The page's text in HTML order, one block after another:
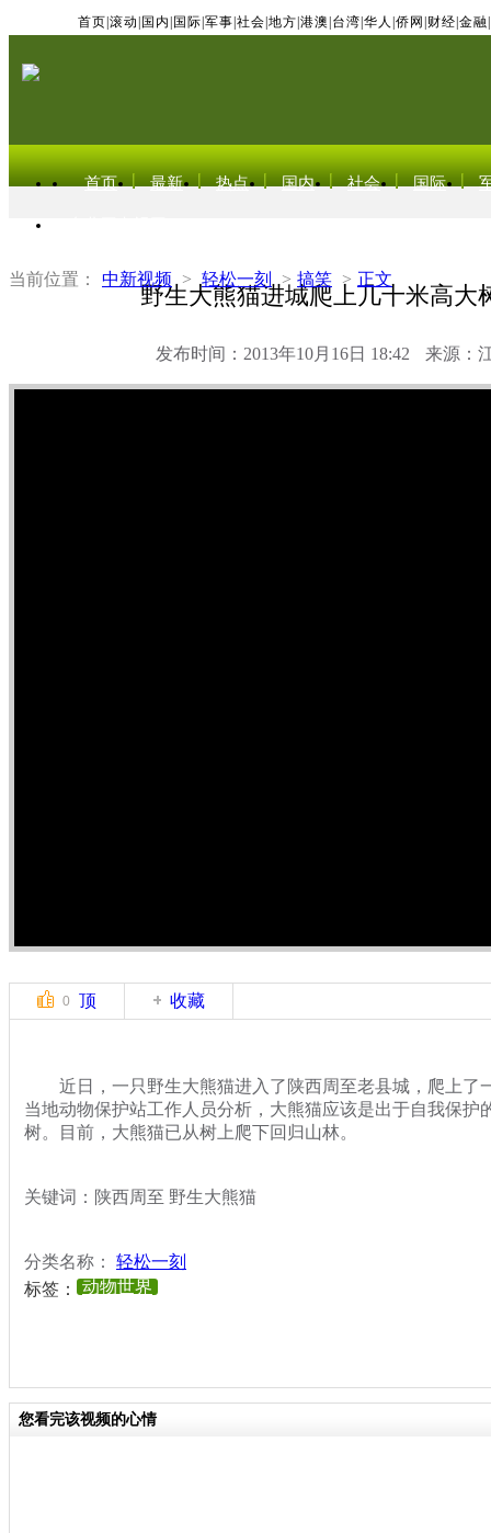
首页 滚动 国内 国际 军事 社会 地方 港澳 台湾 华人 侨网 财经 金融
首页 最新 热点 国内 社会 国际
当前位置： 中新视频 > 轻松一刻 > 搞笑 > 正文
野生大熊猫进城爬上几十米高大
发布时间：2013年10月16日 18:42 来源：
0 顶 收藏
近日，一只野生大熊猫进入了陕西周至老县城，爬上了
当地动物保护站工作人员分析，大熊猫应该是出于自我保护
树。目前，大熊猫已从树上爬下回归山林。
关键词：陕西周至 野生大熊猫
分类名称： 轻松一刻
标签：
动物世界
您看完该视频的心情